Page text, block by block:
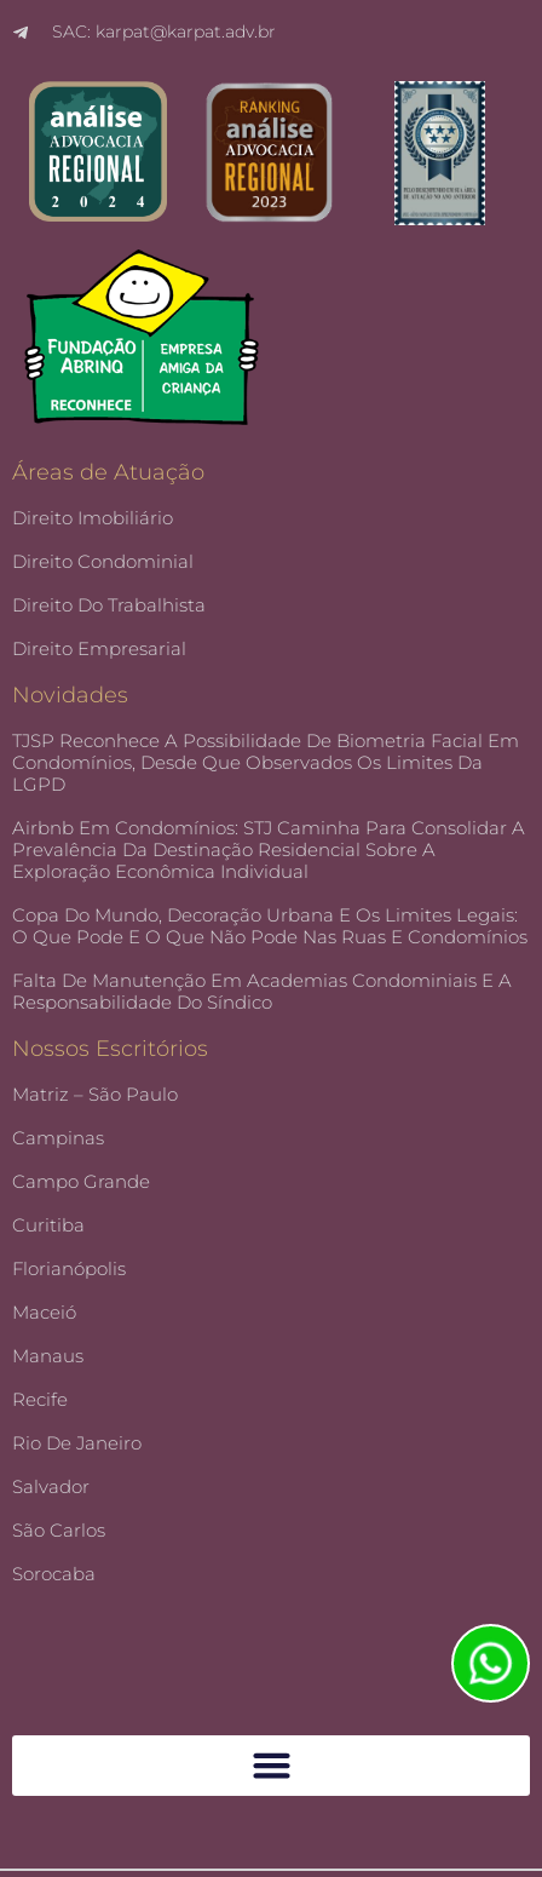
SAC: karpat@karpat.adv.br
Áreas de Atuação
Direito Imobiliário
Direito Condominial
Direito Do Trabalhista
Direito Empresarial
Novidades
TJSP Reconhece A Possibilidade De Biometria Facial Em
Condomínios, Desde Que Observados Os Limites Da
LGPD
Airbnb Em Condomínios: STJ Caminha Para Consolidar A
Prevalência Da Destinação Residencial Sobre A
Exploração Econômica Individual
Copa Do Mundo, Decoração Urbana E Os Limites Legais:
O Que Pode E O Que Não Pode Nas Ruas E Condomínios
Falta De Manutenção Em Academias Condominiais E A
Responsabilidade Do Síndico
Nossos Escritórios
Matriz – São Paulo
Campinas
Campo Grande
Curitiba
Florianópolis
Maceió
Manaus
Recife
Rio De Janeiro
Salvador
São Carlos
Sorocaba